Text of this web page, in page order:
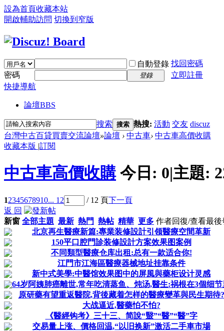
設為首頁收藏本站
開啟輔助訪問 切換到窄版
自動登錄 找回密碼
密碼
登錄
立即註冊
快捷導航
論壇BBS
搜索 搜索 熱搜: 活動 交友 discuz
台灣中古百貸買賣交流論壇»論壇 › 中古車› 中古車高價收購
收藏本版 |訂閱
中古車高價收購 今日: 0|主題:
12345678910... 12 / 12 頁下一頁
返 回
新窗 全部主題 最新 熱門 熱帖 精華 更多 作者回復/查看最後
北京再生醫療新篇:專業装修設計引领醫療空間革新
150平口腔門診装修設計方案效果图案例
不同類型醫療仓库出租:总有一款适合你!
江門市江海區醫療器械地址挂靠条件
新中式美學:中醫馆效果图中的屏風與藥柜设计灵感
64岁阿姨肺癌離世,常年吃清蒸鱼、炖汤,醫生:祸根在3個细节
原研藥有望重返醫院,背後藏着怎样的醫療變革與民生期待?
大战逼近,醫藥怕不怕?
《醫經钩考》三十三、简說“毉”“醫”“醫”字
交易量上涨、價格回温,“以旧换新”激活二手車市場